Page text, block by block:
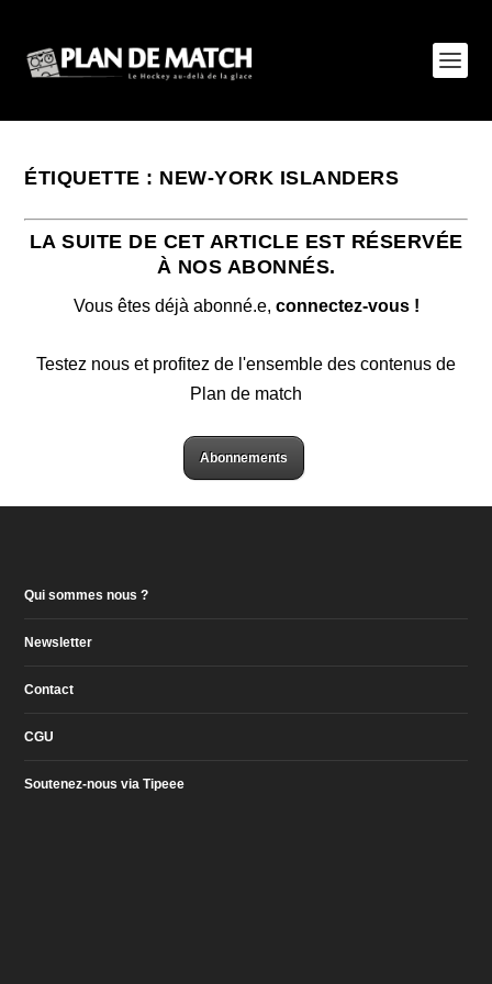
ÉTIQUETTE : NEW-YORK ISLANDERS
LA SUITE DE CET ARTICLE EST RÉSERVÉE
À NOS ABONNÉS.
Vous êtes déjà abonné.e, connectez-vous !
Testez nous et profitez de l'ensemble des contenus de
Plan de match
Abonnements
Qui sommes nous ?
Newsletter
Contact
CGU
Soutenez-nous via Tipeee